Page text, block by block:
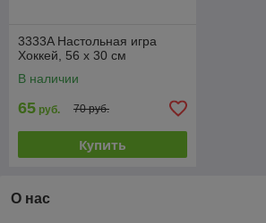
3333A Настольная игра
Хоккей, 56 x 30 см
В наличии
65 руб. 70 руб.
Купить
О нас